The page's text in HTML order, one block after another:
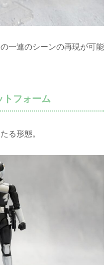
一連のシーンの再現が可能
トフォーム
る形態。